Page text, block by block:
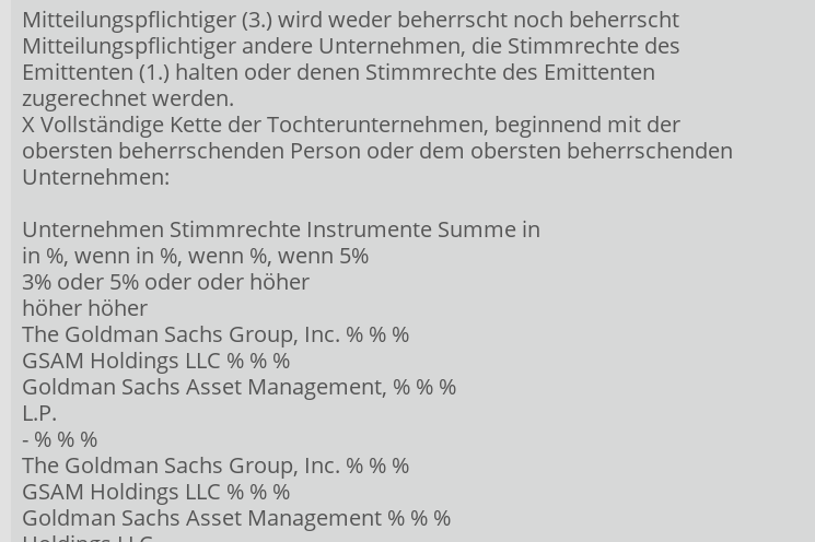
Mitteilungspflichtiger (3.) wird weder beherrscht noch beherrscht
Mitteilungspflichtiger andere Unternehmen, die Stimmrechte des
Emittenten (1.) halten oder denen Stimmrechte des Emittenten
zugerechnet werden.
X Vollständige Kette der Tochterunternehmen, beginnend mit der
obersten beherrschenden Person oder dem obersten beherrschenden
Unternehmen:
Unternehmen Stimmrechte Instrumente Summe in
in %, wenn in %, wenn %, wenn 5%
3% oder 5% oder oder höher
höher höher
The Goldman Sachs Group, Inc. % % %
GSAM Holdings LLC % % %
Goldman Sachs Asset Management, % % %
L.P.
- % % %
The Goldman Sachs Group, Inc. % % %
GSAM Holdings LLC % % %
Goldman Sachs Asset Management % % %